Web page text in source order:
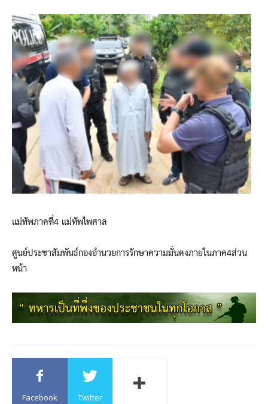
แม่ทัพภาคที่4 แม่ทัพไพศาล
ศูนย์ประชาสัมพันธ์กองอำนวยการรักษาความมั่นคงภายในภาค4ส่วน
หน้า
Facebook Twitter